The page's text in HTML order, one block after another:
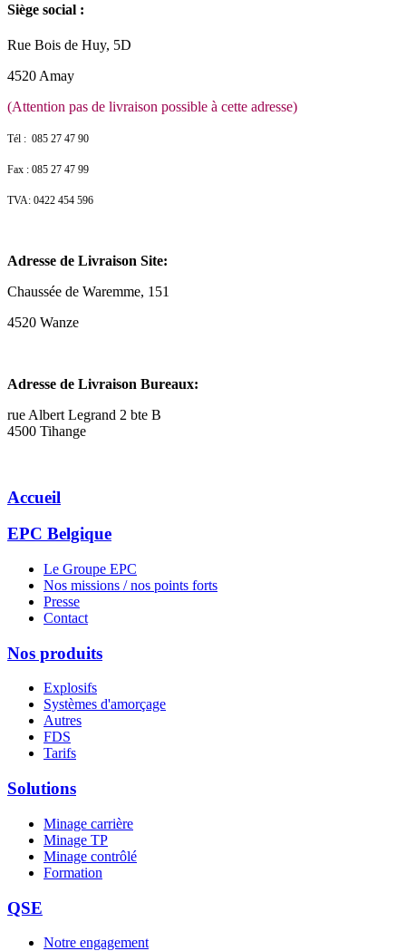
Siège social :
Rue Bois de Huy, 5D
4520 Amay
(Attention pas de livraison possible à cette adresse)
Tél : 085 27 47 90
Fax : 085 27 47 99
TVA: 0422 454 596
Adresse de Livraison Site:
Chaussée de Waremme, 151
4520 Wanze
Adresse de Livraison Bureaux:
rue Albert Legrand 2 bte B
4500 Tihange
Accueil
EPC Belgique
Le Groupe EPC
Nos missions / nos points forts
Presse
Contact
Nos produits
Explosifs
Systèmes d'amorçage
Autres
FDS
Tarifs
Solutions
Minage carrière
Minage TP
Minage contrôlé
Formation
QSE
Notre engagement